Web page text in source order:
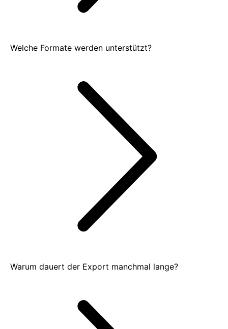
Welche Formate werden unterstützt?
Warum dauert der Export manchmal lange?